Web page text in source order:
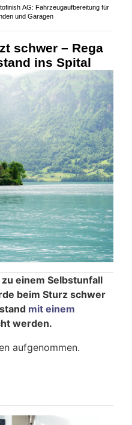
AG: Fahrzeugaufbereitung für
und Garagen
schwer – Rega
ins Spital
einem Selbstunfall
beim Sturz schwer
mit einem
werden.
aufgenommen.